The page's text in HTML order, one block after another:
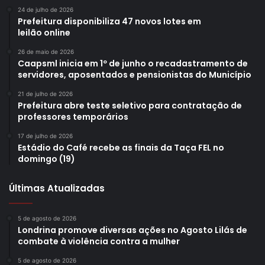
– Atendimentos e orientações jurídicas gratuitas do
Núcleo de Estudos e Defesa dos Direitos da Infância e da
Juventude (NEDDIJ), do Núcleo Maria da Penha (Numape),
da Defensoria Pública e do Centro Judiciário de Solução
de Conflitos e Cidadania de Londrina (CEJUSC).
Cronograma completo de atividades e apresentações do
#Rolêdajustiça
9h – Abertura da ação
Ambiente (Sema) em parceria com Ministério Público do
Meio Ambiente
9h – Contação de história os Super Heróis Pacifistas, pelo
24 de julho de 2026
Prefeitura disponibiliza 47 novos lotes em
leilão online
26 de maio de 2026
Caapsml inicia em 1º de junho o recadastramento de
servidores, aposentados e pensionistas do Município
21 de julho de 2026
Prefeitura abre teste seletivo para contratação de
professores temporários
17 de julho de 2026
Estádio do Café recebe as finais da Taça FEL no
domingo (19)
Últimas Atualizadas
5 de agosto de 2026
Londrina promove diversas ações no Agosto Lilás de
combate à violência contra a mulher
5 de agosto de 2026